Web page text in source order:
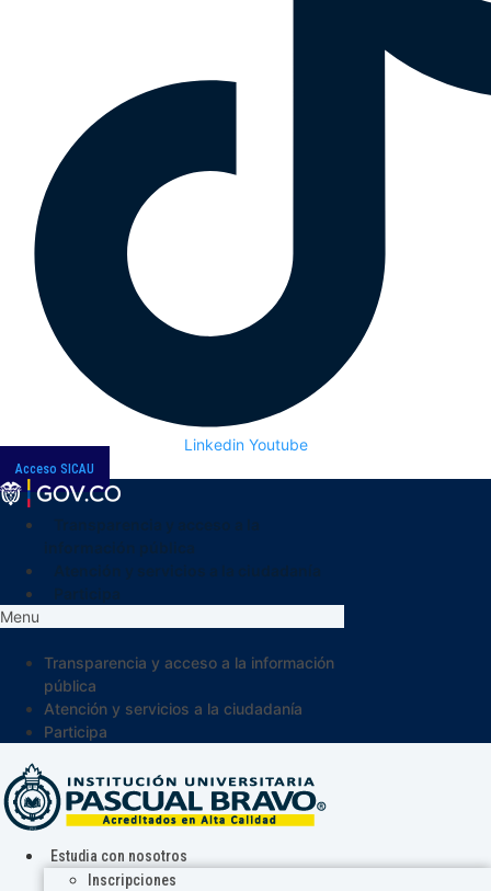
Linkedin Youtube
Acceso SICAU
Menu
Transparencia y acceso a la información
pública
Atención y servicios a la ciudadanía
Participa
Estudia con nosotros
Inscripciones